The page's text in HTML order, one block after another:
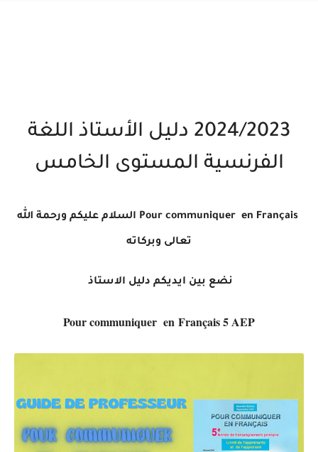
2024/2023 دليل الأستاذ اللغة
الفرنسية المستوى الخامس
السلام عليكم ورحمة الله
تعالى وبركاته
نضع بين ايديكم دليل الاستاذ
Pour communiquer en Français 5 AEP